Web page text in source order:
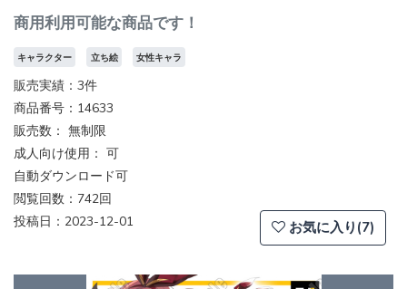
商用利用可能な商品です！
キャラクター 立ち絵 女性キャラ
販売実績：3件
商品番号：14633
販売数： 無制限
成人向け使用： 可
自動ダウンロード可
閲覧回数：742回
投稿日：2023-12-01
お気に入り(7)